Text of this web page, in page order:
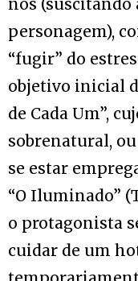
personagem),
“fugir” do
objetivo inicial
de Cada Um”,
sobrenatural,
se estar
“O Iluminado”
o protagonista
cuidar de um